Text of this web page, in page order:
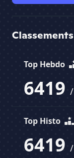
Classements
Top Hebdo
6419
Top Histo
6419